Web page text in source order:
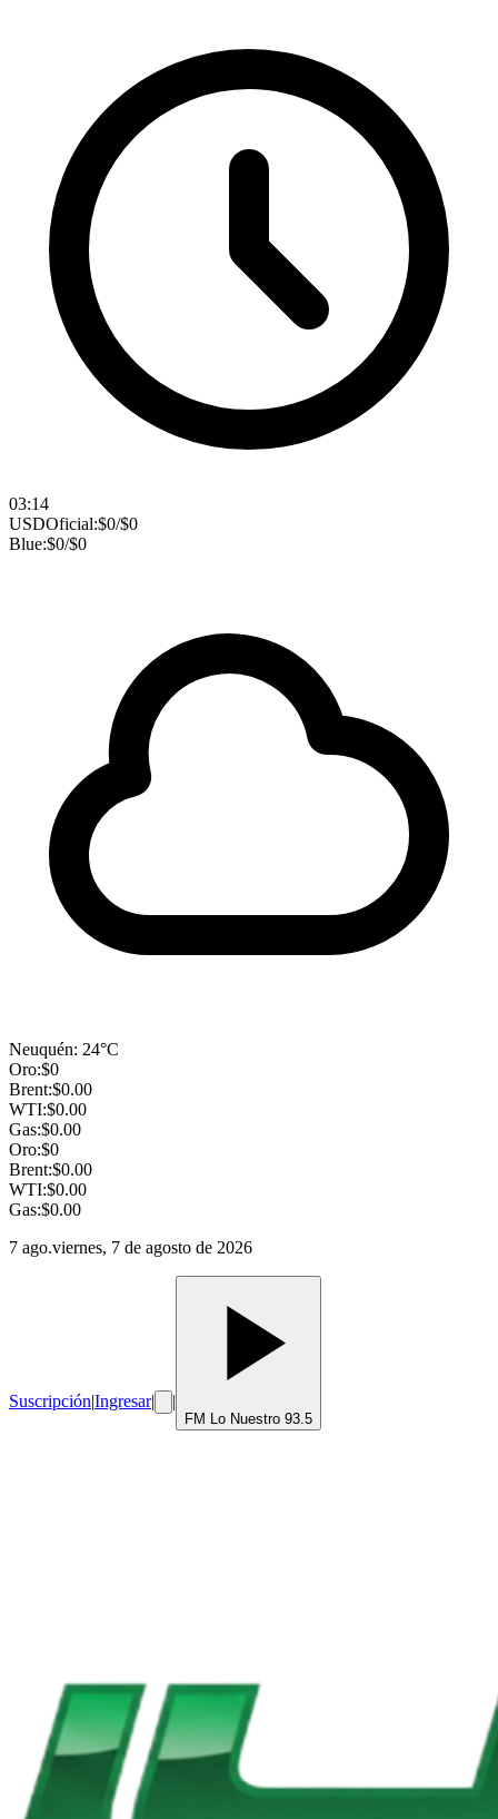
03:14
USDOficial:$0/$0
Blue:$0/$0
Neuquén: 24°C
Oro:$0
Brent:$0.00
WTI:$0.00
Gas:$0.00
Oro:$0
Brent:$0.00
WTI:$0.00
Gas:$0.00
7 ago.viernes, 7 de agosto de 2026
Suscripción|Ingresar| |
FM Lo Nuestro 93.5